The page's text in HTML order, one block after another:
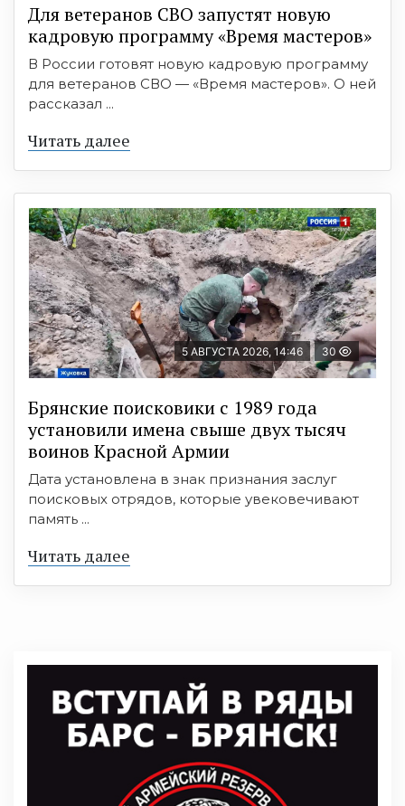
Для ветеранов СВО запустят новую
кадровую программу «Время мастеров»
В России готовят новую кадровую программу
для ветеранов СВО — «Время мастеров». О ней
рассказал ...
Читать далее
5 АВГУСТА 2026, 14:46 30
Брянские поисковики с 1989 года
установили имена свыше двух тысяч
воинов Красной Армии
Дата установлена в знак признания заслуг
поисковых отрядов, которые увековечивают
память ...
Читать далее